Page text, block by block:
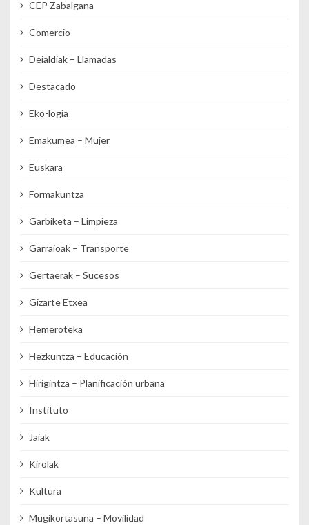
CEP Zabalgana
Comercio
Deialdiak – Llamadas
Destacado
Eko-logia
Emakumea – Mujer
Euskara
Formakuntza
Garbiketa – Limpieza
Garraioak – Transporte
Gertaerak – Sucesos
Gizarte Etxea
Hemeroteka
Hezkuntza – Educación
Hirigintza – Planificación urbana
Instituto
Jaiak
Kirolak
Kultura
Mugikortasuna – Movilidad